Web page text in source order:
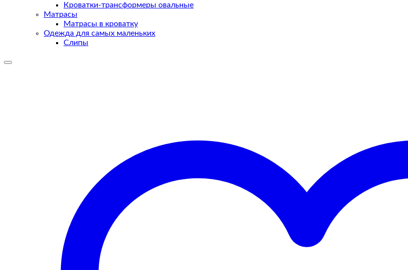
Кроватки-трансформеры овальные
Матрасы
Матрасы в кроватку
Одежда для самых маленьких
Слипы